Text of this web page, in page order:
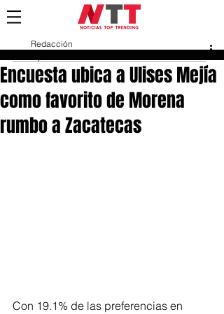
Encuesta ubica a Ulises Mejía
como favorito de Morena
rumbo a Zacatecas
Redacción
Con 19.1% de las preferencias en